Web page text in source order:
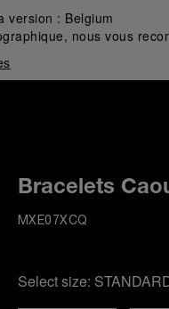
version : Belgium
nous vous
Bracelets
MXE07XCQ
Select size: